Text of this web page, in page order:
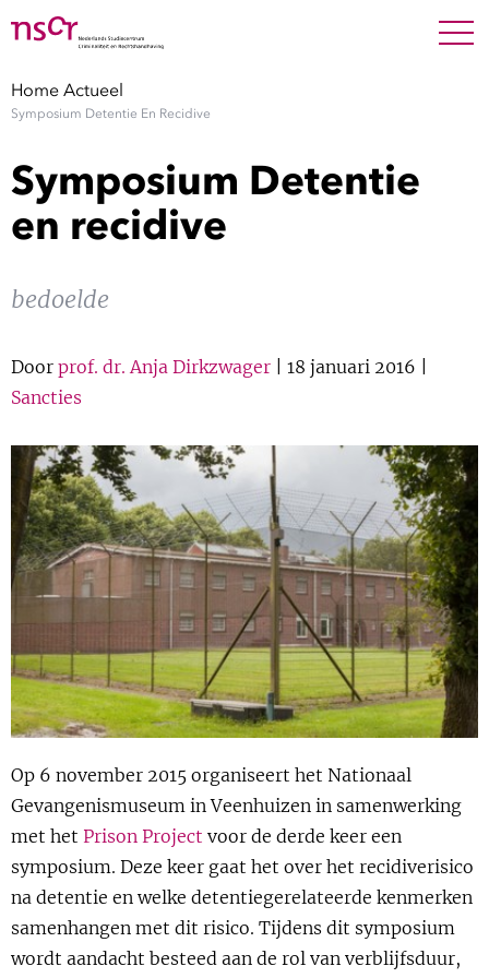
Medewerkers
Over NSCR
Contact Show
Uitgelicht Show
Cursus Show
BLOG
Podcast
Home Actueel
Symposium Detentie En Recidive
Symposium Detentie
en recidive
bedoelde
Door prof. dr. Anja Dirkzwager | 18 januari 2016 |
Sancties
Op 6 november 2015 organiseert het Nationaal
Gevangenismuseum in Veenhuizen in samenwerking
met het Prison Project voor de derde keer een
symposium. Deze keer gaat het over het recidiverisico
na detentie en welke detentiegerelateerde kenmerken
samenhangen met dit risico. Tijdens dit symposium
wordt aandacht besteed aan de rol van verblijfsduur,